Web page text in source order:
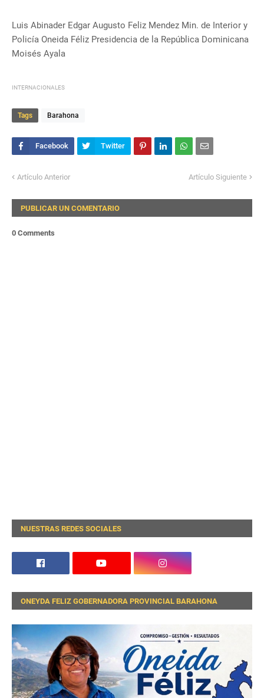
Luis Abinader Edgar Augusto Feliz Mendez Min. de Interior y
Policía Oneida Féliz Presidencia de la República Dominicana
Moisés Ayala
INTERNACIONALES
Tags Barahona
Artículo Anterior Artículo Siguiente
PUBLICAR UN COMENTARIO
0 Comments
NUESTRAS REDES SOCIALES
ONEYDA FELIZ GOBERNADORA PROVINCIAL BARAHONA